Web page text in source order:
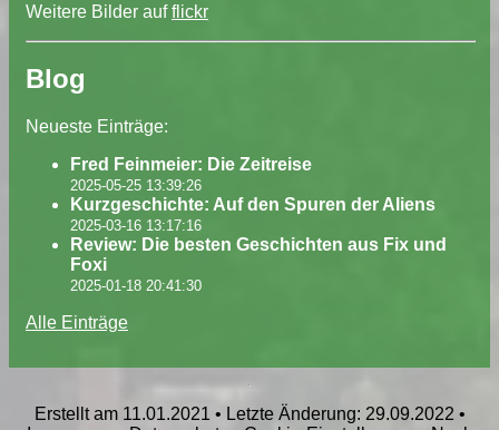
Weitere Bilder aufflickr
Blog
Neueste Einträge:
Fred Feinmeier: Die Zeitreise
2025-05-25 13:39:26
Kurzgeschichte: Auf den Spuren der Aliens
2025-03-16 13:17:16
Review: Die besten Geschichten aus Fix und
Foxi
2025-01-18 20:41:30
Alle Einträge
Erstellt am 11.01.2021 • Letzte Änderung: 29.09.2022 •